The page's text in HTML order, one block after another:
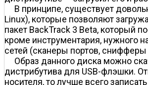
В принципе, существует
Linux), которые позволяют
пакет BackTrack 3 Beta, который
кроме инструментария, нужного
сетей (сканеры портов, снифферы
Образ данного диска можно
дистрибутива для USB-флэшки.
носителя, то лучше всего